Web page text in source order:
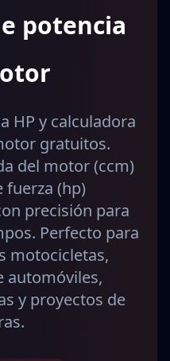
potencia
HP y calculadora
gratuitos.
del motor (ccm)
fuerza (hp)
precisión para
Perfecto para
motocicletas,
automóviles,
y proyectos de